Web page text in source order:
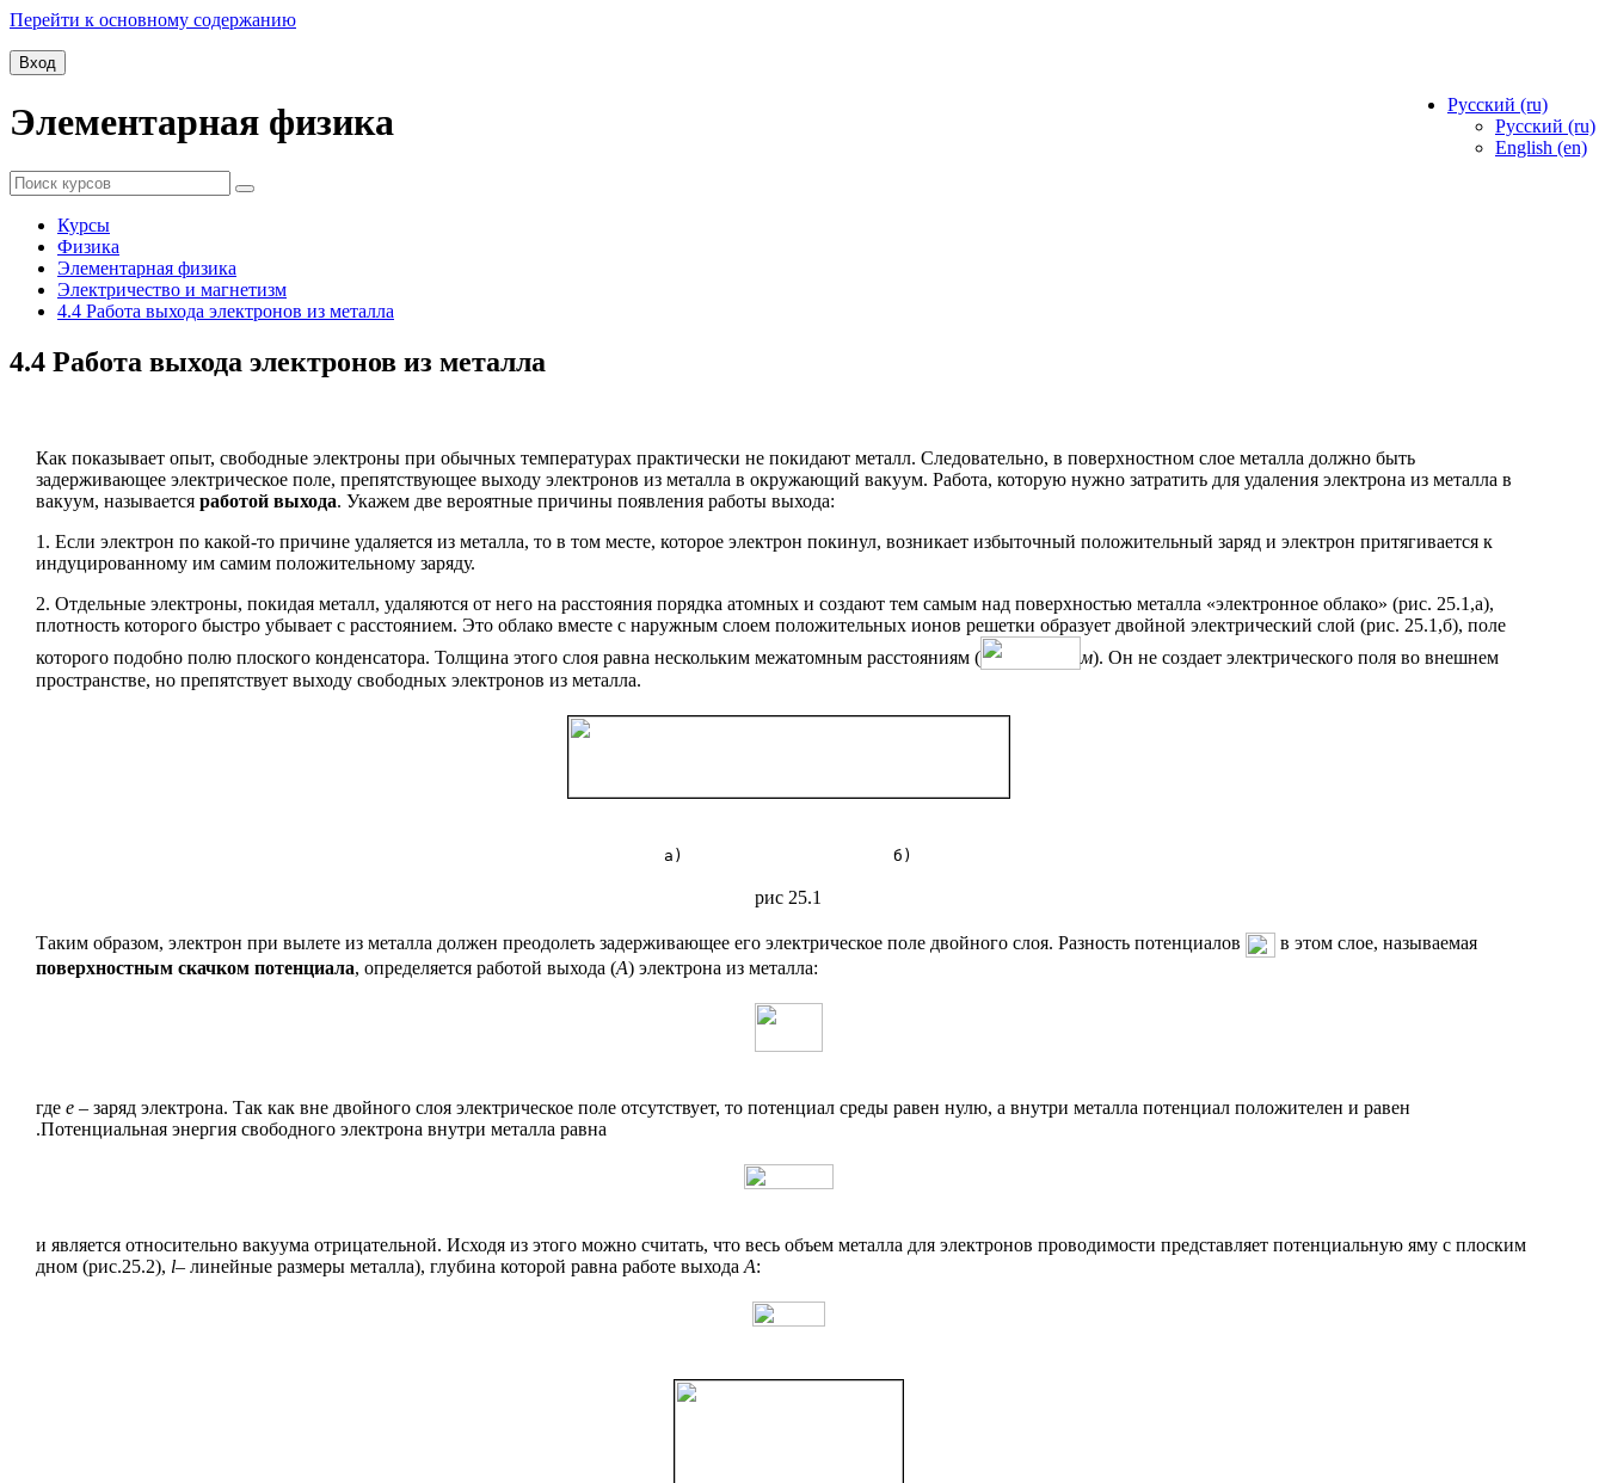
Перейти к основному содержанию
Вход
Русский ‎(ru)‎
Русский ‎(ru)‎
English ‎(en)‎
Элементарная физика
Курсы
Физика
Элементарная физика
Электричество и магнетизм
4.4 Работа выхода электронов из металла
4.4 Работа выхода электронов из металла
Как показывает опыт, свободные электроны при обычных температурах практически не покидают металл. Следовательно, в поверхностном слое металла должно быть
задерживающее электрическое поле, препятствующее выходу электронов из металла в окружающий вакуум. Работа, которую нужно затратить для удаления электрона из металла в
вакуум, называется работой выхода. Укажем две вероятные причины появления работы выхода:
1. Если электрон по какой-то причине удаляется из металла, то в том месте, которое электрон покинул, возникает избыточный положительный заряд и электрон притягивается к
индуцированному им самим положительному заряду.
2. Отдельные электроны, покидая металл, удаляются от него на расстояния порядка атомных и создают тем самым над поверхностью металла «электронное облако» (рис. 25.1,а),
плотность которого быстро убывает с расстоянием. Это облако вместе с наружным слоем положительных ионов решетки образует двойной электрический слой (рис. 25.1,б), поле
которого подобно полю плоского конденсатора. Толщина этого слоя равна нескольким межатомным расстояниям (
м). Он не создает электрического поля во внешнем
пространстве, но препятствует выходу свободных электронов из металла.
a)                      б)
рис 25.1
Таким образом, электрон при вылете из металла должен преодолеть задерживающее его электрическое поле двойного слоя. Разность потенциалов
в этом слое, называемая
поверхностным скачком потенциала, определяется работой выхода (А) электрона из металла:
где е – заряд электрона. Так как вне двойного слоя электрическое поле отсутствует, то потенциал среды равен нулю, а внутри металла потенциал положителен и равен
.Потенциальная энергия свободного электрона внутри металла равна
и является относительно вакуума отрицательной. Исходя из этого можно считать, что весь объем металла для электронов проводимости представляет потенциальную яму с плоским
дном (рис.25.2), l– линейные размеры металла), глубина которой равна работе выхода А: